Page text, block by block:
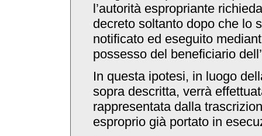
l’autorità espropriante
decreto soltanto dopo che lo
notificato ed eseguito
possesso del beneficiario
In questa ipotesi, in luogo
sopra descritta, verrà
rappresentata dalla
esproprio già portato in